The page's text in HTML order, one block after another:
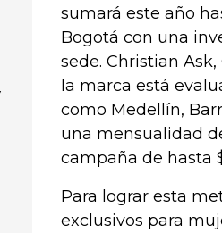
sumará este año
Bogotá con una
sede. Christian
la marca está
como Medellín,
una mensualidad
campaña de hasta
Para lograr esta
exclusivos para